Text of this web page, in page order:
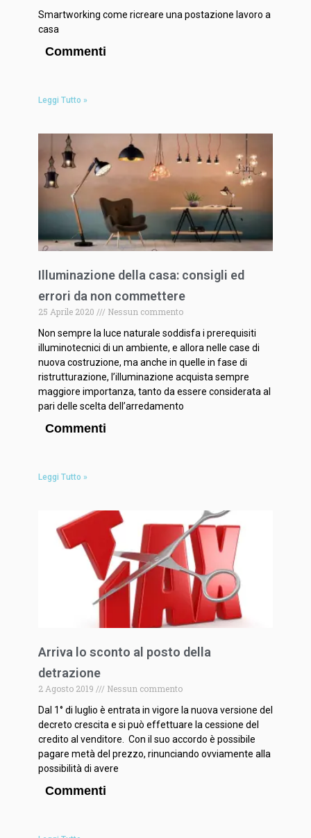
Smartworking come ricreare una postazione lavoro a
casa
Commenti
Leggi Tutto »
Illuminazione della casa: consigli ed
errori da non commettere
25 Aprile 2020
Nessun commento
Non sempre la luce naturale soddisfa i prerequisiti
illuminotecnici di un ambiente, e allora nelle case di
nuova costruzione, ma anche in quelle in fase di
ristrutturazione, l’illuminazione acquista sempre
maggiore importanza, tanto da essere considerata al
pari delle scelta dell’arredamento
Commenti
Leggi Tutto »
Arriva lo sconto al posto della
detrazione
2 Agosto 2019
Nessun commento
Dal 1° di luglio è entrata in vigore la nuova versione del
decreto crescita e si può effettuare la cessione del
credito al venditore. Con il suo accordo è possibile
pagare metà del prezzo, rinunciando ovviamente alla
possibilità di avere
Commenti